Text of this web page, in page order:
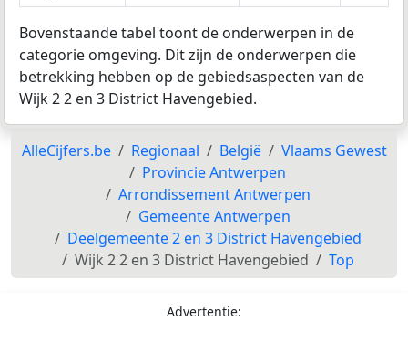
Bovenstaande tabel toont de onderwerpen in de
categorie omgeving. Dit zijn de onderwerpen die
betrekking hebben op de gebiedsaspecten van de
Wijk 2 2 en 3 District Havengebied.
AlleCijfers.be Regionaal België
Vlaams Gewest
Provincie Antwerpen
Arrondissement Antwerpen
Gemeente Antwerpen
Deelgemeente 2 en 3 District Havengebied
Wijk 2 2 en 3 District Havengebied
Top
Advertentie: